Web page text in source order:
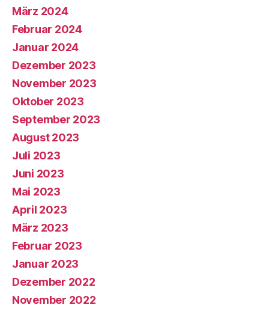
März 2024
Februar 2024
Januar 2024
Dezember 2023
November 2023
Oktober 2023
September 2023
August 2023
Juli 2023
Juni 2023
Mai 2023
April 2023
März 2023
Februar 2023
Januar 2023
Dezember 2022
November 2022